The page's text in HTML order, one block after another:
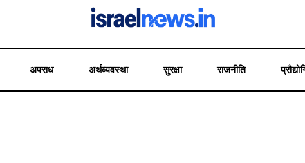
राजनीति
सुरक्षा
अर्थव्यवस्था
अपराध